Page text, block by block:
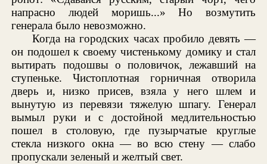
напрасно людей моришь...» Но возмутить
генерала было невозможно.
Когда на городских часах пробило девять —
он подошел к своему чистенькому домику и стал
вытирать подошвы о половичок, лежавший на
ступеньке. Чистоплотная горничная отворила
дверь и, низко присев, взяла у него шлем и
вынутую из перевязи тяжелую шпагу. Генерал
вымыл руки и с достойной медлительностью
пошел в столовую, где пузырчатые круглые
стекла низкого окна — во всю стену — слабо
пропускали зеленый и желтый свет.